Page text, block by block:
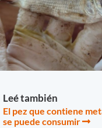
Leé también
El pez que contiene
se puede consumir